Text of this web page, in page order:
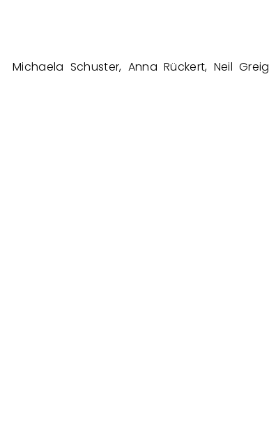
Michaela Schuster, Anna Rückert, Neil Greig